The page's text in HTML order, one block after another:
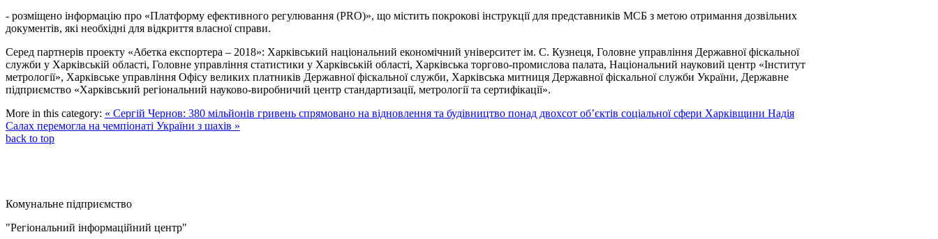
- розміщено інформацію про «Платформу ефективного регулювання (PRO)», що містить покрокові інструкції для представників МСБ з метою отримання дозвільних
документів, які необхідні для відкриття власної справи.
Серед партнерів проекту «Абетка експортера – 2018»: Харківський національний економічний університет ім. С. Кузнеця, Головне управління Державної фіскальної
служби у Харківській області, Головне управління статистики у Харківській області, Харківська торгово-промислова палата, Національний науковий центр «Інститут
метрології», Харківське управління Офісу великих платників Державної фіскальної служби, Харківська митниця Державної фіскальної служби України, Державне
підприємство «Харківський регіональний науково-виробничий центр стандартизації, метрології та сертифікації».
More in this category: « Сергій Чернов: 380 мільйонів гривень спрямовано на відновлення та будівництво понад двохсот об’єктів соціальної сфери Харківщини Надія
Салах перемогла на чемпіонаті України з шахів »
back to top
Комунальне підприємство
"Регіональний інформаційний центр"